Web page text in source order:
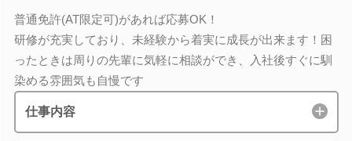
普通免許(AT限定可)があれば応募OK！
研修が充実しており、未経験から着実に成長が出来ます！困
ったときは周りの先輩に気軽に相談ができ、入社後すぐに馴
染める雰囲気も自慢です
仕事内容